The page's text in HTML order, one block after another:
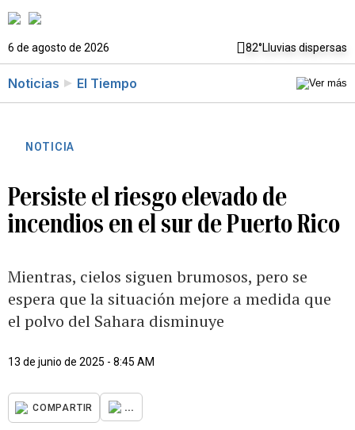
6 de agosto de 2026 82°Lluvias dispersas
Noticias El Tiempo
NOTICIA
Persiste el riesgo elevado de
incendios en el sur de Puerto Rico
Mientras, cielos siguen brumosos, pero se
espera que la situación mejore a medida que
el polvo del Sahara disminuye
13 de junio de 2025 - 8:45 AM
COMPARTIR ...